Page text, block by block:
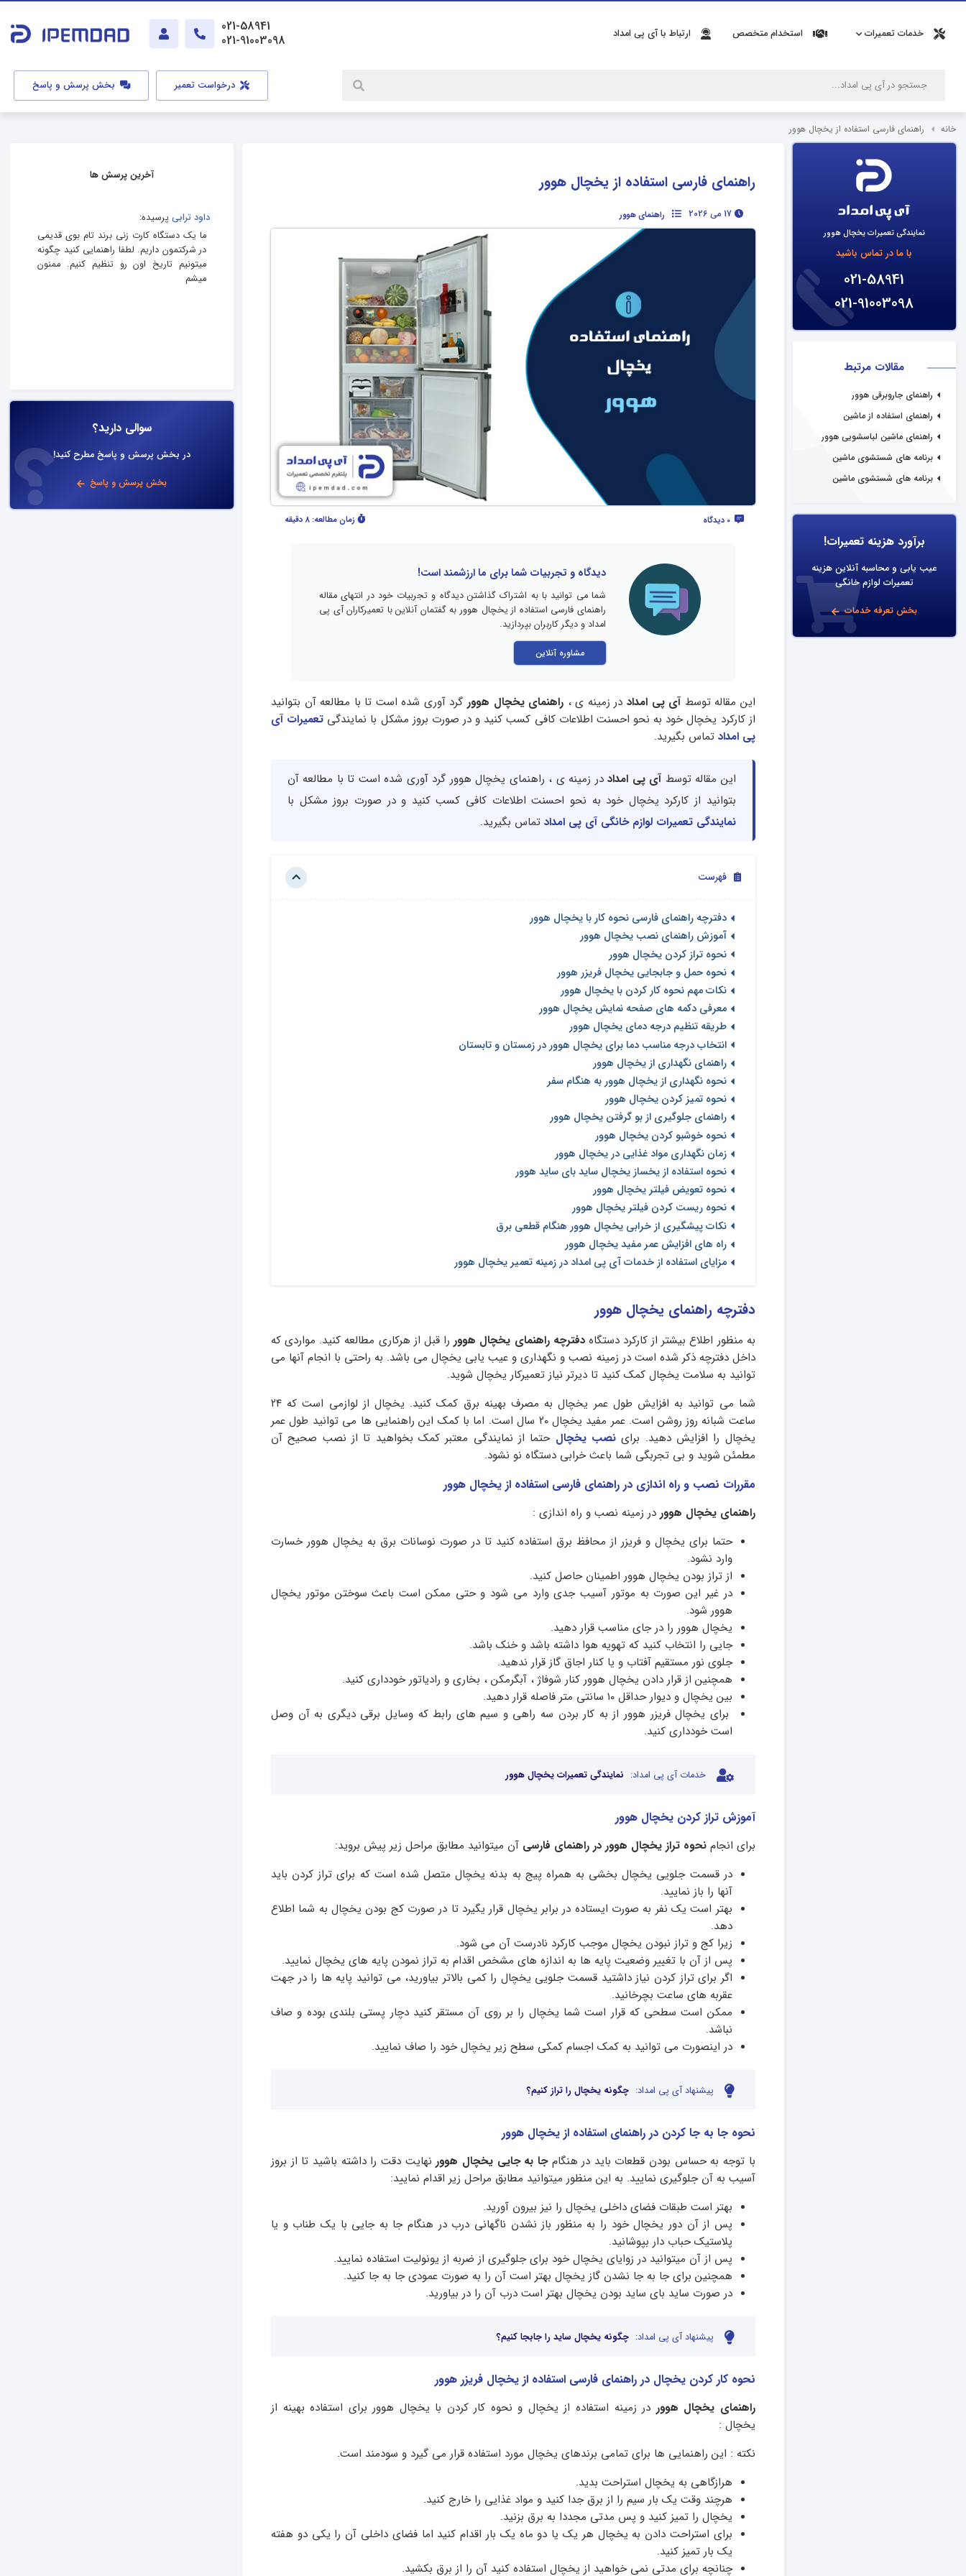
خدمات تعمیرات استخدام متخصص ارتباط با آی پی امداد
021-58941
021-91003098
درخواست تعمیر بخش پرسش و پاسخ
خانه راهنمای فارسی استفاده از یخچال هوور
نمایندگی تعمیرات یخچال هوور
با ما در تماس باشید
021-58941
021-91003098
مقالات مرتبط
راهنمای جاروبرقی هوور
راهنمای استفاده از ماشین
راهنمای ماشین لباسشویی هوور
برنامه های شستشوی ماشین
برنامه های شستشوی ماشین
برآورد هزینه تعمیرات!
عیب یابی و محاسبه آنلاین هزینه
تعمیرات لوازم خانگی
بخش تعرفه خدمات
راهنمای فارسی استفاده از یخچال هوور
17 می 2026 راهنمای هوور
0 دیدگاه زمان مطالعه: 8 دقیقه
دیدگاه و تجربیات شما برای ما ارزشمند است!
شما می توانید با به اشتراک گذاشتن دیدگاه و تجربیات خود در انتهای مقاله
راهنمای فارسی استفاده از یخچال هوور به گفتمان آنلاین با تعمیرکاران آی پی
امداد و دیگر کاربران بپردازید.
مشاوره آنلاین
این مقاله توسط آی پی امداد در زمینه ی ، راهنمای یخچال هوور گرد آوری شده است تا با مطالعه آن بتوانید
از کارکرد یخچال خود به نحو احسنت اطلاعات کافی کسب کنید و در صورت بروز مشکل با نمایندگی تعمیرات آی
پی امداد تماس بگیرید.
این مقاله توسط آی پی امداددر زمینه ی ، راهنمای یخچال هوور گرد آوری شده است تا با مطالعه آن
بتوانید از کارکرد یخچال خود به نحو احسنت اطلاعات کافی کسب کنید و در صورت بروز مشکل با
نمایندگی تعمیرات لوازم خانگی آی پی امداد تماس بگیرید.
فهرست
دفترچه راهنمای فارسی نحوه کار با یخچال هوور
آموزش راهنمای نصب یخچال هوور
نحوه تراز کردن یخچال هوور
نحوه حمل و جابجایی یخچال فریزر هوور
نکات مهم نحوه کار کردن با یخچال هوور
معرفی دکمه های صفحه نمایش یخچال هوور
طریقه تنظیم درجه دمای یخچال هوور
انتخاب درجه مناسب دما برای یخچال هوور در زمستان و تابستان
راهنمای نگهداری از یخچال هوور
نحوه نگهداری از یخچال هوور به هنگام سفر
نحوه تمیز کردن یخچال هوور
راهنمای جلوگیری از بو گرفتن یخچال هوور
نحوه خوشبو کردن یخچال هوور
زمان نگهداری مواد غذایی در یخچال هوور
نحوه استفاده از یخساز یخچال ساید بای ساید هوور
نحوه تعویض فیلتر یخچال هوور
نحوه ریست کردن فیلتر یخچال هوور
نکات پیشگیری از خرابی یخچال هوور هنگام قطعی برق
راه های افزایش عمر مفید یخچال هوور
مزایای استفاده از خدمات آی پی امداد در زمینه تعمیر یخچال هوور
دفترچه راهنمای یخچال هوور
به منظور اطلاع بیشتر از کارکرد دستگاهدفترچه راهنمای یخچال هوور را قبل از هرکاری مطالعه کنید. مواردی که
داخل دفترچه ذکر شده است در زمینه نصب و نگهداری و عیب یابی یخچال می باشد. به راحتی با انجام آنها می
توانید به سلامت یخچال کمک کنید تا دیرتر نیاز تعمیرکار یخچال شوید.
شما می توانید به افزایش طول عمر یخچال به مصرف بهینه برق کمک کنید. یخچال از لوازمی است که ۲۴
ساعت شبانه روز روشن است. عمر مفید یخچال ۲۰ سال است. اما با کمک این راهنمایی ها می توانید طول عمر
یخچال را افزایش دهید. برای نصب یخچال حتما از نمایندگی معتبر کمک بخواهید تا از نصب صحیح آن
مطمئن شوید و بی تجربگی شما باعث خرابی دستگاه نو نشود.
مقررات نصب و راه اندازی در راهنمای فارسی استفاده از یخچال هوور
راهنمای یخچال هوور در زمینه نصب و راه اندازی :
حتما برای یخچال و فریزر از محافظ برق استفاده کنید تا در صورت نوسانات برق به یخچال هوور خسارت
وارد نشود.
از تراز بودن یخچال هوور اطمینان حاصل کنید.
در غیر این صورت به موتور آسیب جدی وارد می شود و حتی ممکن است باعث سوختن موتور یخچال
هوور شود.
یخچال هوور را در جای مناسب قرار دهید.
جایی را انتخاب کنید که تهویه هوا داشته باشد و خنک باشد.
جلوی نور مستقیم آفتاب و یا کنار اجاق گاز قرار ندهید.
همچنین از قرار دادن یخچال هوور کنار شوفاژ ، آبگرمکن ، بخاری و رادیاتور خودداری کنید.
بین یخچال و دیوار حداقل ۱۰ سانتی متر فاصله قرار دهید.
برای یخچال فریزر هوور از به کار بردن سه راهی و سیم های رابط که وسایل برقی دیگری به آن وصل
است خودداری کنید.
خدمات آی پی امداد: نمایندگی تعمیرات یخچال هوور
آموزش تراز کردن یخچال هوور
برای انجامنحوه تراز یخچال هوور در راهنمای فارسیآن میتوانید مطابق مراحل زیر پیش بروید:
در قسمت جلویی یخچال بخشی به همراه پیج به بدنه یخچال متصل شده است که برای تراز کردن باید
آنها را باز نمایید.
بهتر است یک نفر به صورت ایستاده در برابر یخچال قرار یگیرد تا در صورت کج بودن یخچال به شما اطلاع
دهد.
زیرا کج و تراز نبودن یخچال موجب کارکرد نادرست آن می شود.
پس از آن با تغییر وضعیت پایه ها به اندازه های مشخص اقدام به تراز نمودن پایه های یخچال نمایید.
اگر برای تراز کردن نیاز داشتید قسمت جلویی یخچال را کمی بالاتر بیاورید، می توانید پایه ها را در جهت
عقربه های ساعت بچرخانید.
ممکن است سطحی که قرار است شما یخچال را بر روی آن مستقر کنید دچار پستی بلندی بوده و صاف
نباشد.
در اینصورت می توانید به کمک اجسام کمکی سطح زیر یخچال خود را صاف نمایید.
پیشنهاد آی پی امداد: چگونه یخچال را تراز کنیم؟
نحوه جا به جا کردن در راهنمای استفاده از یخچال هوور
با توجه به حساس بودن قطعات باید در هنگامجا به جایی یخچال هوور نهایت دقت را داشته باشید تا از بروز
آسیب به آن جلوگیری نمایید. به این منظور میتوانید مطابق مراحل زیر اقدام نمایید:
بهتر است طبقات فضای داخلی یخچال را نیز بیرون آورید.
پس از آن دور یخچال خود را به منظور باز نشدن ناگهانی درب در هنگام جا به جایی با یک طناب و یا
پلاستیک حباب دار بپوشانید.
پس از آن میتوانید در زوایای یخچال خود برای جلوگیری از ضربه از یونولیت استفاده نمایید.
همچنین برای جا به جا نشدن گاز یخچال بهتر است آن را به صورت عمودی جا به جا کنید.
در صورت ساید بای ساید بودن یخچال بهتر است درب آن را در بیاورید.
پیشنهاد آی پی امداد: چگونه یخچال ساید را جابجا کنیم؟
نحوه کار کردن یخچال در راهنمای فارسی استفاده از یخچال فریزر هوور
راهنمای یخچال هوور در زمینه استفاده از یخچال و نحوه کار کردن با یخچال هوور برای استفاده بهینه از
یخچال :
نکته : این راهنمایی ها برای تمامی برندهای یخچال مورد استفاده قرار می گیرد و سودمند است.
هرازگاهی به یخچال استراحت بدید.
هرچند وقت یک بار سیم را از برق جدا کنید و مواد غذایی را خارج کنید.
یخچال را تمیز کنید و پس مدتی مجددا به برق بزنید.
برای استراحت دادن به یخچال هر یک یا دو ماه یک بار اقدام کنید اما فضای داخلی آن را یکی دو هفته
یک بار تمیز کنید.
چنانچه برای مدتی نمی خواهید از یخچال استفاده کنید آن را از برق بکشید.
آخرین پرسش ها
داود ترابی پرسیده:
ما یک دستگاه کارت زنی برند تام بوی قدیمی
در شرکتمون داریم. لطفا راهنمایی کنید چگونه
میتونیم تاریخ اون رو تنظیم کنیم. ممنون
میشم
سوالی دارید؟
در بخش پرسش و پاسخ مطرح کنید!
بخش پرسش و پاسخ